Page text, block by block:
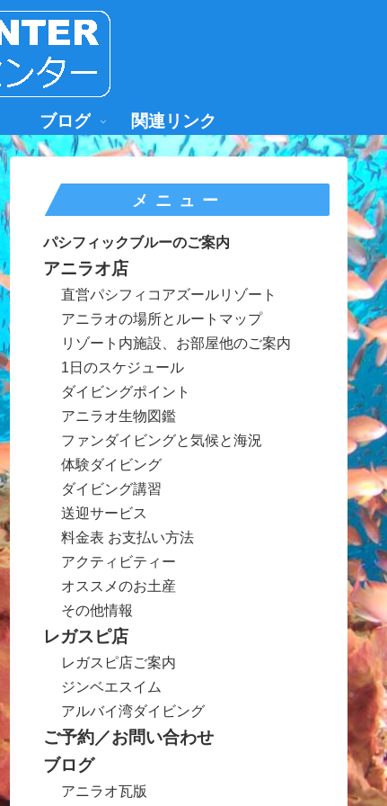
ブログ 関連リンク
メニュー
パシフィックブルーのご案内
アニラオ店
直営パシフィコアズールリゾート
アニラオの場所とルートマップ
リゾート内施設、お部屋他のご案内
1日のスケジュール
ダイビングポイント
アニラオ生物図鑑
ファンダイビングと気候と海況
体験ダイビング
ダイビング講習
送迎サービス
料金表 お支払い方法
アクティビティー
オススメのお土産
その他情報
レガスピ店
レガスピ店ご案内
ジンベエスイム
アルバイ湾ダイビング
ご予約／お問い合わせ
ブログ
アニラオ瓦版